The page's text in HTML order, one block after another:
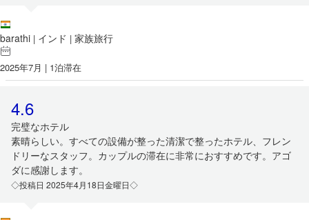
barathi | インド | 家族旅行
2025年7月 | 1泊滞在
4.6
完璧なホテル
素晴らしい。すべての設備が整った清潔で整ったホテル、フレン
ドリーなスタッフ。カップルの滞在に非常におすすめです。アゴ
ダに感謝します。
◇投稿日 2025年4月18日金曜日◇